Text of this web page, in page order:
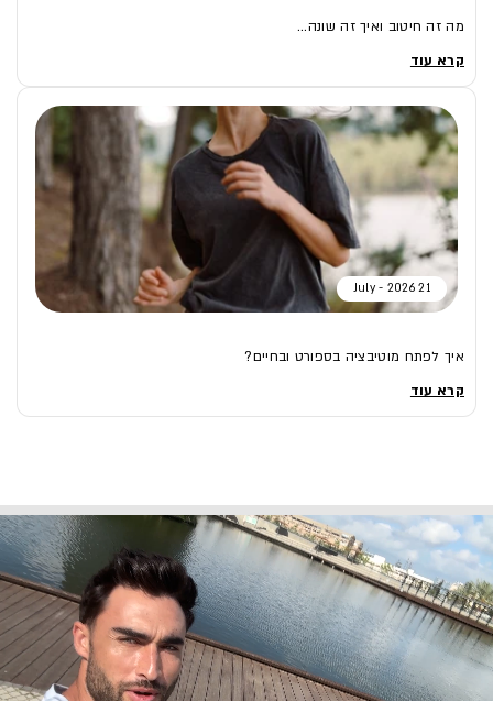
מה זה חיטוב ואיך זה שונה...
קרא עוד
21 July - 2026
איך לפתח מוטיבציה בספורט ובחיים?
קרא עוד